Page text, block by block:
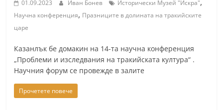
б
с
т
С
т
01.09.2023 Иван Бонев Исторически Музей "Искра"
Научна конференция, Празниците в долината на тракийските
царе
Казанлък бе домакин на 14-та научна конференция
„Проблеми и изследвания на тракийската култура“ .
Научния форум се провежде в залите
Прочетете повече